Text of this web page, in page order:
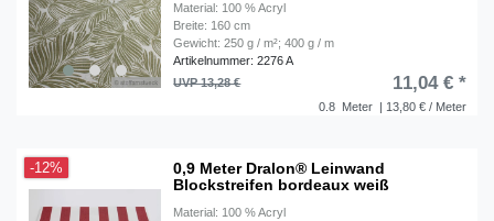
Material: 100 % Acryl
Breite: 160 cm
Gewicht: 250 g / m²; 400 g / m
Artikelnummer: 2276 A
0.8 Meter | 13,80 € / Meter
UVP 13,28 € 11,04 € *
-12%
0,9 Meter Dralon® Leinwand
Blockstreifen bordeaux weiß
Material: 100 % Acryl